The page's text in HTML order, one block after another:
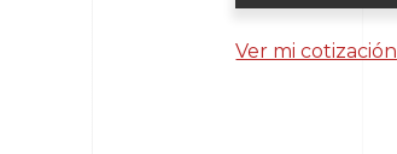
Ver mi cotización